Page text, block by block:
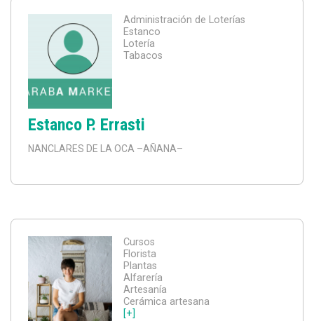
Administración de Loterías
Estanco
Lotería
Tabacos
Estanco P. Errasti
NANCLARES DE LA OCA –AÑANA–
Cursos
Florista
Plantas
Alfarería
Artesanía
Cerámica artesana
[+]